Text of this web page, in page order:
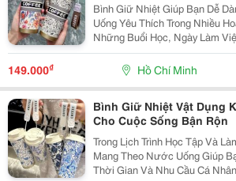
Bình Giữ Nhiệt Giúp Bạn Dễ
Uống Yêu Thích Trong Nhiều
Những Buổi Học, Ngày Làm
Các Chuyến Đi Xa, Sản Phẩm
Hỗ Trợ Bạn Chủ Động Hơn
Uống....
149.000₫ Hồ Chí Minh
Bình Giữ Nhiệt Vật Dụng
Cho Cuộc Sống Bận Rộn
Trong Lịch Trình Học Tập Và
Mang Theo Nước Uống Giúp
Thời Gian Và Nhu Cầu Cá